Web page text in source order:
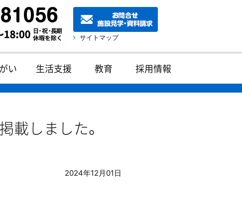
サイトマップ
い 生活支援 教育 採用情報
載しました。
2024年12月01日